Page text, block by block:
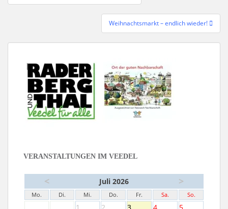
Weihnachtsmarkt – endlich wieder!
VERANSTALTUNGEN IM VEEDEL
< Juli 2026 >
Mo. Di. Mi. Do. Fr. Sa. So.